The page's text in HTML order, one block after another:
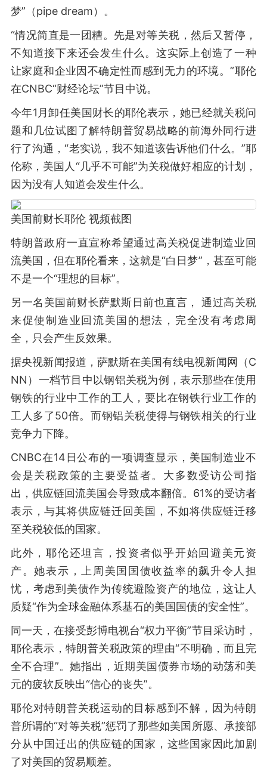
梦”（pipe dream）。
“情况简直是一团糟。先是对等关税，然后又暂停，
不知道接下来还会发生什么。这实际上创造了一种
让家庭和企业因不确定性而感到无力的环境。”耶伦
在CNBC“财经论坛”节目中说。
今年1月卸任美国财长的耶伦表示，她已经就关税问
题和几位试图了解特朗普贸易战略的前海外同行进
行了沟通，“老实说，我不知道该告诉他们什么。”耶
伦称，美国人“几乎不可能”为关税做好相应的计划，
因为没有人知道会发生什么。
美国前财长耶伦 视频截图
特朗普政府一直宣称希望通过高关税促进制造业回
流美国，但在耶伦看来，这就是“白日梦”，甚至可能
不是一个“理想的目标”。
另一名美国前财长萨默斯日前也直言， 通过高关税
来促使制造业回流美国的想法，完全没有考虑周
全，只会产生反效果。
据央视新闻报道，萨默斯在美国有线电视新闻网（C
NN）一档节目中以钢铝关税为例，表示那些在使用
钢铁的行业中工作的工人，要比在钢铁行业工作的
工人多了50倍。而钢铝关税使得与钢铁相关的行业
竞争力下降。
CNBC在14日公布的一项调查显示，美国制造业不
会是关税政策的主要受益者。大多数受访公司指
出，供应链回流美国会导致成本翻倍。61%的受访者
表示，与其将供应链迁回美国，不如将供应链迁移
至关税较低的国家。
此外，耶伦还坦言，投资者似乎开始回避美元资
产。她表示，上周美国国债收益率的飙升令人担
忧，考虑到美债作为传统避险资产的地位，这让人
质疑“作为全球金融体系基石的美国国债的安全性”。
同一天，在接受彭博电视台“权力平衡”节目采访时，
耶伦表示，特朗普关税政策的理由“不明确，而且完
全不合理”。她指出，近期美国债券市场的动荡和美
元的疲软反映出“信心的丧失”。
耶伦对特朗普关税运动的目标感到不解，因为特朗
普所谓的“对等关税”惩罚了那些如美国所愿、承接部
分从中国迁出的供应链的国家，这些国家因此加剧
了对美国的贸易顺差。